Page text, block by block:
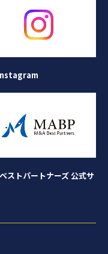
ストパートナーズ 公式サ